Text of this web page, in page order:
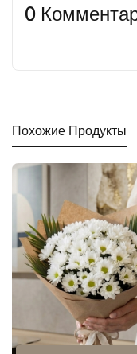
0
Похожие Продукты